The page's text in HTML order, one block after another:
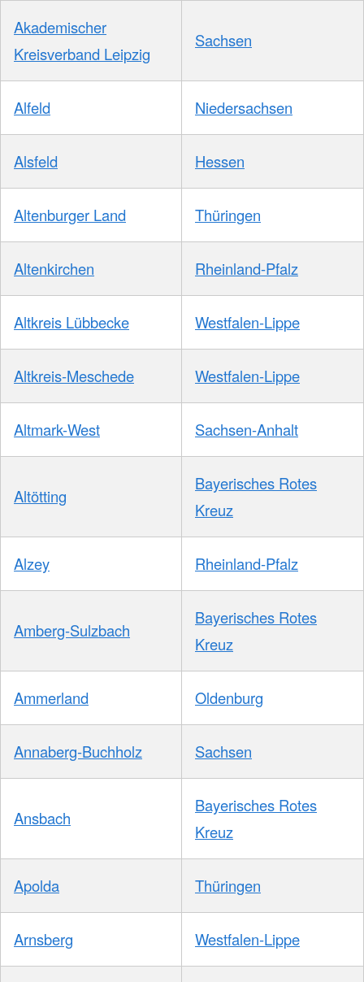
Akademischer
Kreisverband Leipzig
Sachsen
Alfeld Niedersachsen
Alsfeld Hessen
Altenburger Land Thüringen
Altenkirchen Rheinland-Pfalz
Altkreis Lübbecke Westfalen-Lippe
Altkreis-Meschede Westfalen-Lippe
Altmark-West Sachsen-Anhalt
Altötting
Bayerisches Rotes
Kreuz
Alzey Rheinland-Pfalz
Amberg-Sulzbach
Bayerisches Rotes
Kreuz
Ammerland Oldenburg
Annaberg-Buchholz Sachsen
Ansbach
Bayerisches Rotes
Kreuz
Apolda Thüringen
Arnsberg Westfalen-Lippe